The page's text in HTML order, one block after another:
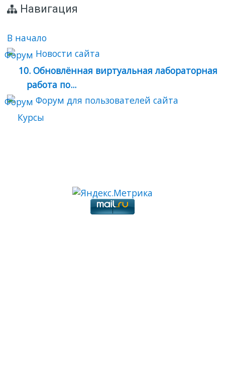
Навигация
В начало
Новости сайта
10. Обновлённая виртуальная лабораторная
работа по...
Форум для пользователей сайта
Курсы